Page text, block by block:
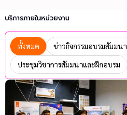
บริการภายในหน่วยงาน
ทั้งหมด ข่าวกิจกรรมอบรมสัมมนา
ประชุมวิชาการสัมมนาและฝึกอบรม